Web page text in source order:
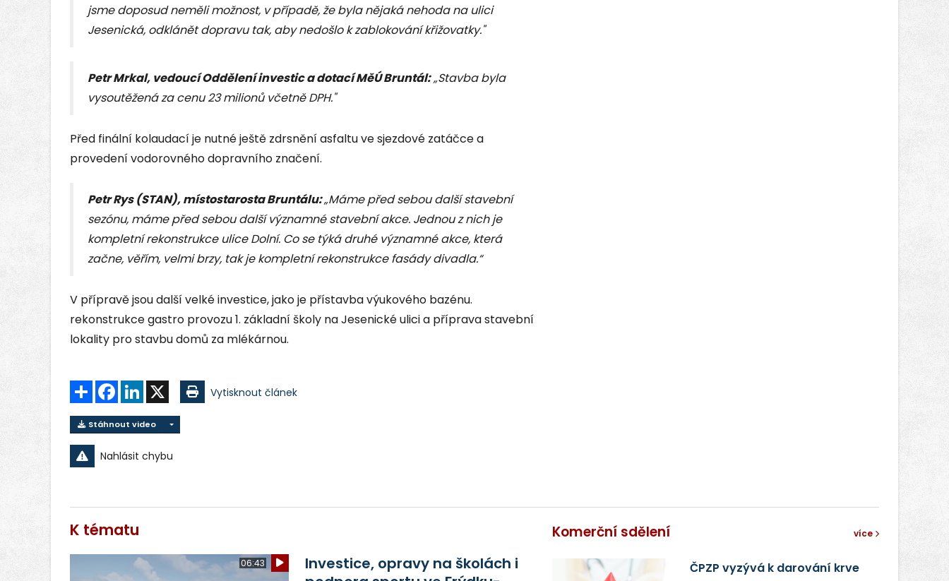
jsme doposud neměli možnost, v případě, že byla nějaká nehoda na ulici
Jesenická, odklánět dopravu tak, aby nedošlo k zablokování křižovatky."
Petr Mrkal, vedoucí Oddělení investic a dotací MěÚ Bruntál:„Stavba byla
vysoutěžená za cenu 23 milionů včetně DPH."
Před finální kolaudací je nutné ještě zdrsnění asfaltu ve sjezdové zatáčce a
provedení vodorovného dopravního značení.
Petr Rys (STAN), místostarosta Bruntálu:„Máme před sebou další stavební
sezónu, máme před sebou další významné stavební akce. Jednou z nich je
kompletní rekonstrukce ulice Dolní. Co se týká druhé významné akce, která
začne, věřím, velmi brzy, tak je kompletní rekonstrukce fasády divadla.“
V přípravě jsou další velké investice, jako je přístavba výukového bazénu.
rekonstrukce gastro provozu 1. základní školy na Jesenické ulici a příprava stavební
lokality pro stavbu domů za mlékárnou.
Sdílet FacebookLinkedIn Vytisknout článek
Stáhnout video
Nahlásit chybu
K tématu
06:43
Investice, opravy na školách i
Komerční sdělení více
ČPZP vyzývá k darování krve